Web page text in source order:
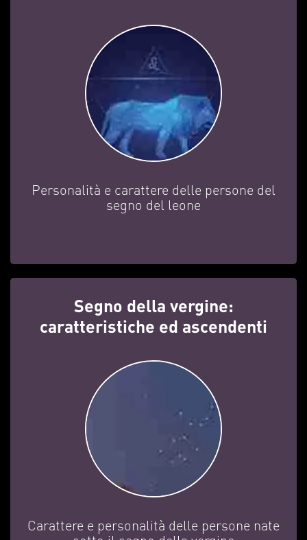
Personalità e carattere delle persone del
segno del leone
Segno della vergine:
caratteristiche ed ascendenti
Carattere e personalità delle persone nate